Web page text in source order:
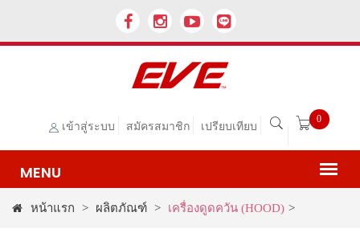
เข้าสู่ระบบ สมัครสมาชิก เปรียบเทียบ
0
หน้าแรก > ผลิตภัณฑ์ > เครื่องดูดควัน (HOOD) >